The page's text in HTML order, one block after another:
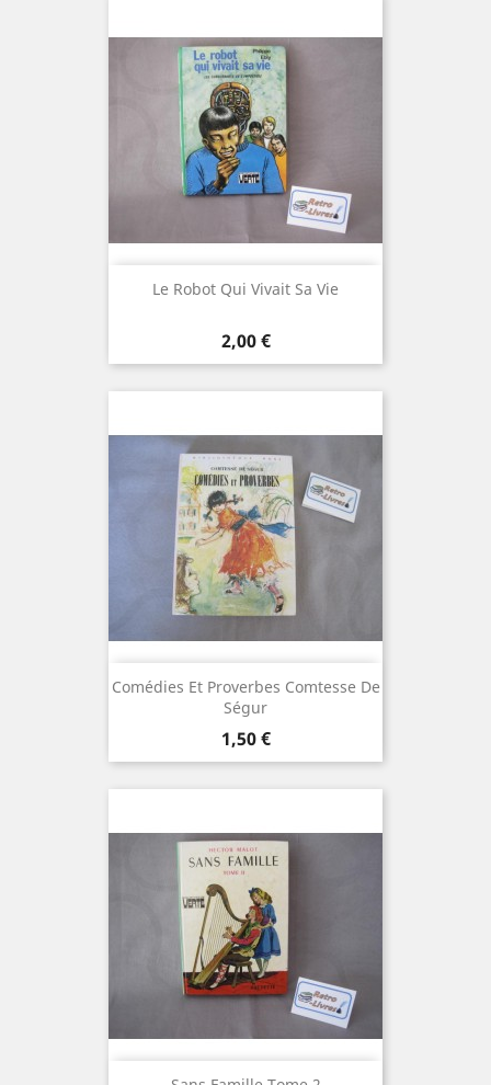
Le Robot Qui Vivait Sa Vie
Prix
2,00 €
Comédies Et Proverbes Comtesse De
Ségur
Prix
1,50 €